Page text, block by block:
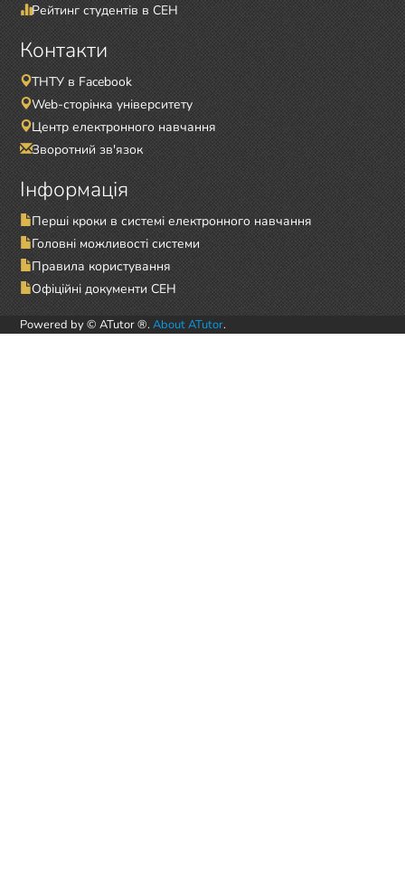
Рейтинг студентів в СЕН
Контакти
ТНТУ в Facebook
Web-сторінка університету
Центр електронного навчання
Зворотний зв'язок
Інформація
Перші кроки в системі електронного навчання
Головні можливості системи
Правила користування
Офіційні документи СЕН
Powered by © ATutor ®. About ATutor.